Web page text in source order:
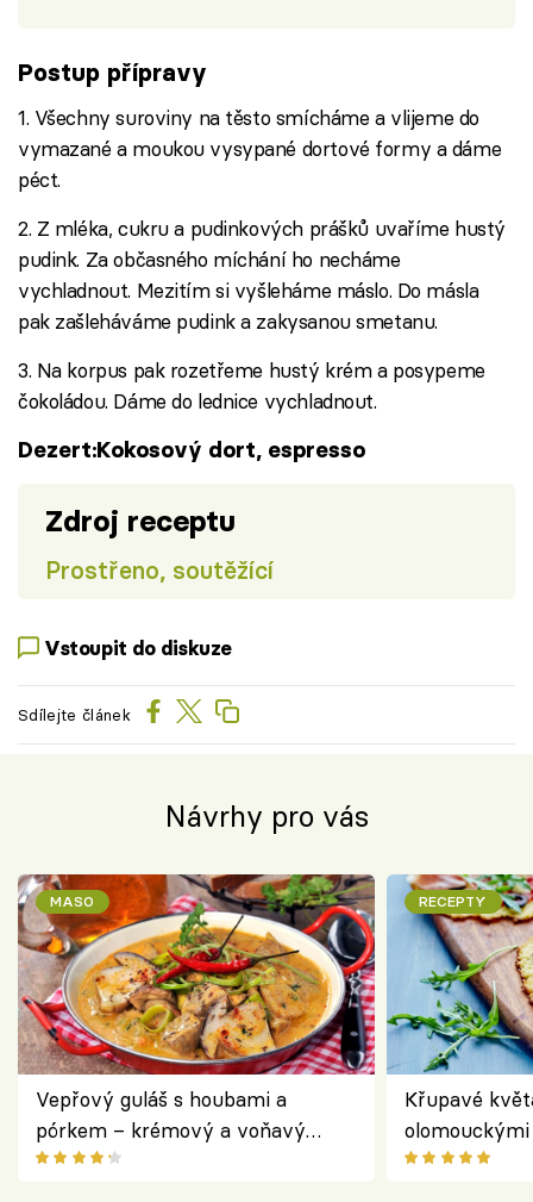
Postup přípravy
1. Všechny suroviny na těsto smícháme a vlijeme do
vymazané a moukou vysypané dortové formy a dáme
péct.
2. Z mléka, cukru a pudinkových prášků uvaříme hustý
pudink. Za občasného míchání ho necháme
vychladnout. Mezitím si vyšleháme máslo. Do másla
pak zašleháváme pudink a zakysanou smetanu.
3. Na korpus pak rozetřeme hustý krém a posypeme
čokoládou. Dáme do lednice vychladnout.
Dezert:Kokosový dort, espresso
Zdroj receptu
Prostřeno, soutěžící
Vstoupit do diskuze
Sdílejte článek
Návrhy pro vás
MASO
Vepřový guláš s houbami a
pórkem – krémový a voňavý
pokrm z jednoho hrnce
RECEPTY
Křupavé
bezlepkový